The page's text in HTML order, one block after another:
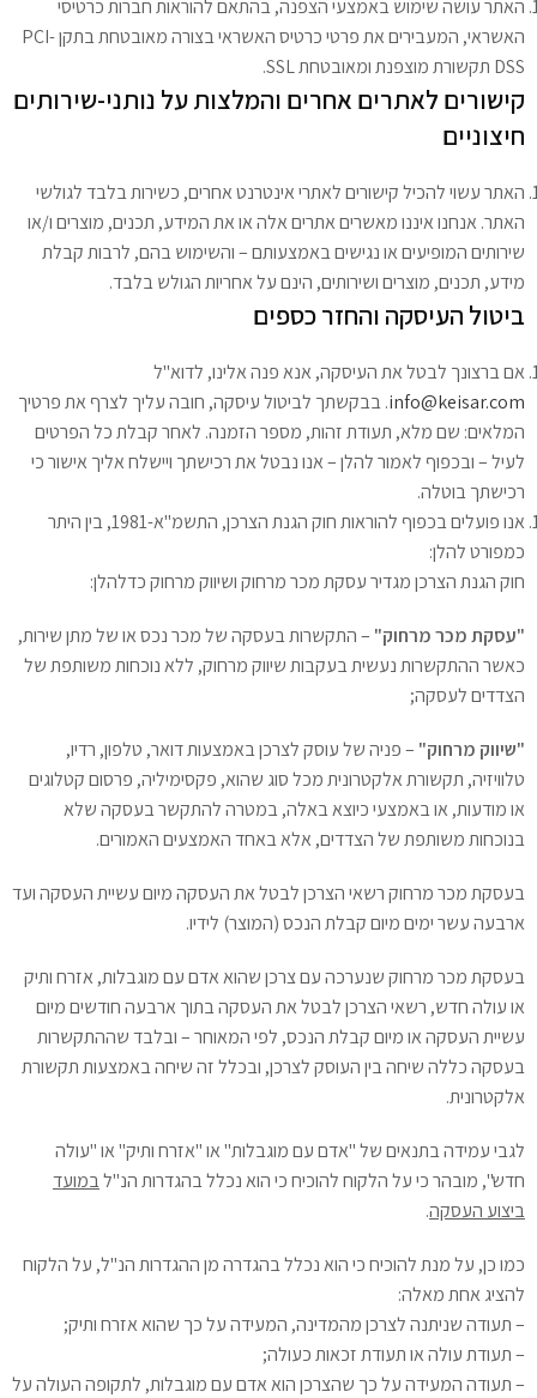
האתר עושה שימוש באמצעי הצפנה, בהתאם להוראות חברות כרטיסי
האשראי, המעבירים את פרטי כרטיס האשראי בצורה מאובטחת בתקן PCI-
DSS תקשורת מוצפנת ומאובטחת SSL.
קישורים לאתרים אחרים והמלצות על נותני-שירותים
חיצוניים
האתר עשוי להכיל קישורים לאתרי אינטרנט אחרים, כשירות בלבד לגולשי
האתר. אנחנו איננו מאשרים אתרים אלה או את המידע, תכנים, מוצרים ו/או
שירותים המופיעים או נגישים באמצעותם – והשימוש בהם, לרבות קבלת
מידע, תכנים, מוצרים ושירותים, הינם על אחריות הגולש בלבד.
ביטול העיסקה והחזר כספים
אם ברצונך לבטל את העיסקה, אנא פנה אלינו, לדוא"ל
info@keisar.com. בבקשתך לביטול עיסקה, חובה עליך לצרף את פרטיך
המלאים: שם מלא, תעודת זהות, מספר הזמנה. לאחר קבלת כל הפרטים
לעיל – ובכפוף לאמור להלן – אנו נבטל את רכישתך ויישלח אליך אישור כי
רכישתך בוטלה.
אנו פועלים בכפוף להוראות חוק הגנת הצרכן, התשמ"א-1981, בין היתר
כמפורט להלן:
חוק הגנת הצרכן מגדיר עסקת מכר מרחוק ושיווק מרחוק כדלהלן:
"עסקת מכר מרחוק" – התקשרות בעסקה של מכר נכס או של מתן שירות,
כאשר ההתקשרות נעשית בעקבות שיווק מרחוק, ללא נוכחות משותפת של
הצדדים לעסקה;
"שיווק מרחוק" – פניה של עוסק לצרכן באמצעות דואר, טלפון, רדיו,
טלוויזיה, תקשורת אלקטרונית מכל סוג שהוא, פקסימיליה, פרסום קטלוגים
או מודעות, או באמצעי כיוצא באלה, במטרה להתקשר בעסקה שלא
בנוכחות משותפת של הצדדים, אלא באחד האמצעים האמורים.
בעסקת מכר מרחוק רשאי הצרכן לבטל את העסקה מיום עשיית העסקה ועד
ארבעה עשר ימים מיום קבלת הנכס (המוצר) לידיו.
בעסקת מכר מרחוק שנערכה עם צרכן שהוא אדם עם מוגבלות, אזרח ותיק
או עולה חדש, רשאי הצרכן לבטל את העסקה בתוך ארבעה חודשים מיום
עשיית העסקה או מיום קבלת הנכס, לפי המאוחר – ובלבד שההתקשרות
בעסקה כללה שיחה בין העוסק לצרכן, ובכלל זה שיחה באמצעות תקשורת
אלקטרונית.
לגבי עמידה בתנאים של "אדם עם מוגבלות" או "אזרח ותיק" או "עולה
חדש", מובהר כי על הלקוח להוכיח כי הוא נכלל בהגדרות הנ"לבמועד
ביצוע העסקה.
כמו כן, על מנת להוכיח כי הוא נכלל בהגדרה מן ההגדרות הנ"ל, על הלקוח
להציג אחת מאלה:
– תעודה שניתנה לצרכן מהמדינה, המעידה על כך שהוא אזרח ותיק;
– תעודת עולה או תעודת זכאות כעולה;
– תעודה המעידה על כך שהצרכן הוא אדם עם מוגבלות, לתקופה העולה על